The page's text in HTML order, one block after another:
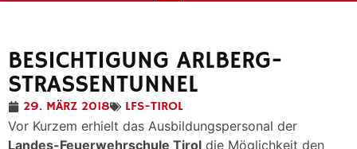
BESICHTIGUNG ARLBERG-
STRASSENTUNNEL
29. MÄRZ 2018
LFS-TIROL
Vor Kurzem erhielt das Ausbildungspersonal der
Landes-Feuerwehrschule Tirol die Möglichkeit den